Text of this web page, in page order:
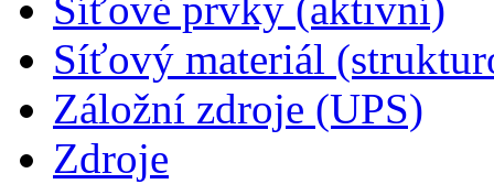
Síťové prvky (aktivní)
Síťový materiál
Záložní zdroje (UPS)
Zdroje